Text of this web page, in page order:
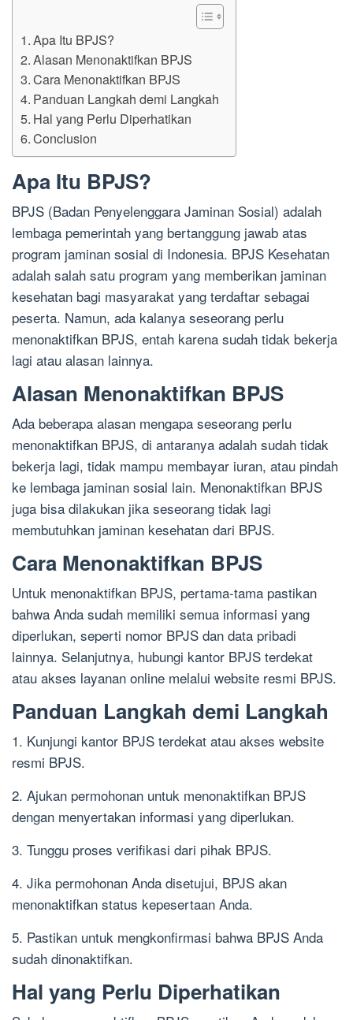
Apa Itu BPJS?
Alasan Menonaktifkan BPJS
Cara Menonaktifkan BPJS
Panduan Langkah demi Langkah
Hal yang Perlu Diperhatikan
Conclusion
Apa Itu BPJS?
BPJS (Badan Penyelenggara Jaminan Sosial) adalah
lembaga pemerintah yang bertanggung jawab atas
program jaminan sosial di Indonesia. BPJS Kesehatan
adalah salah satu program yang memberikan jaminan
kesehatan bagi masyarakat yang terdaftar sebagai
peserta. Namun, ada kalanya seseorang perlu
menonaktifkan BPJS, entah karena sudah tidak bekerja
lagi atau alasan lainnya.
Alasan Menonaktifkan BPJS
Ada beberapa alasan mengapa seseorang perlu
menonaktifkan BPJS, di antaranya adalah sudah tidak
bekerja lagi, tidak mampu membayar iuran, atau pindah
ke lembaga jaminan sosial lain. Menonaktifkan BPJS
juga bisa dilakukan jika seseorang tidak lagi
membutuhkan jaminan kesehatan dari BPJS.
Cara Menonaktifkan BPJS
Untuk menonaktifkan BPJS, pertama-tama pastikan
bahwa Anda sudah memiliki semua informasi yang
diperlukan, seperti nomor BPJS dan data pribadi
lainnya. Selanjutnya, hubungi kantor BPJS terdekat
atau akses layanan online melalui website resmi BPJS.
Panduan Langkah demi Langkah
1. Kunjungi kantor BPJS terdekat atau akses website
resmi BPJS.
2. Ajukan permohonan untuk menonaktifkan BPJS
dengan menyertakan informasi yang diperlukan.
3. Tunggu proses verifikasi dari pihak BPJS.
4. Jika permohonan Anda disetujui, BPJS akan
menonaktifkan status kepesertaan Anda.
5. Pastikan untuk mengkonfirmasi bahwa BPJS Anda
sudah dinonaktifkan.
Hal yang Perlu Diperhatikan